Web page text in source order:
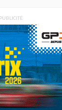
PUBLICITÉ